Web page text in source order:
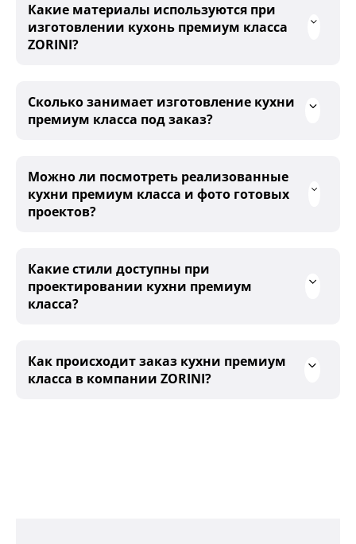
Какие материалы используются при
изготовлении кухонь премиум класса
ZORINI?
Сколько занимает изготовление кухни
премиум класса под заказ?
Можно ли посмотреть реализованные
кухни премиум класса и фото готовых
проектов?
Какие стили доступны при
проектировании кухни премиум
класса?
Как происходит заказ кухни премиум
класса в компании ZORINI?